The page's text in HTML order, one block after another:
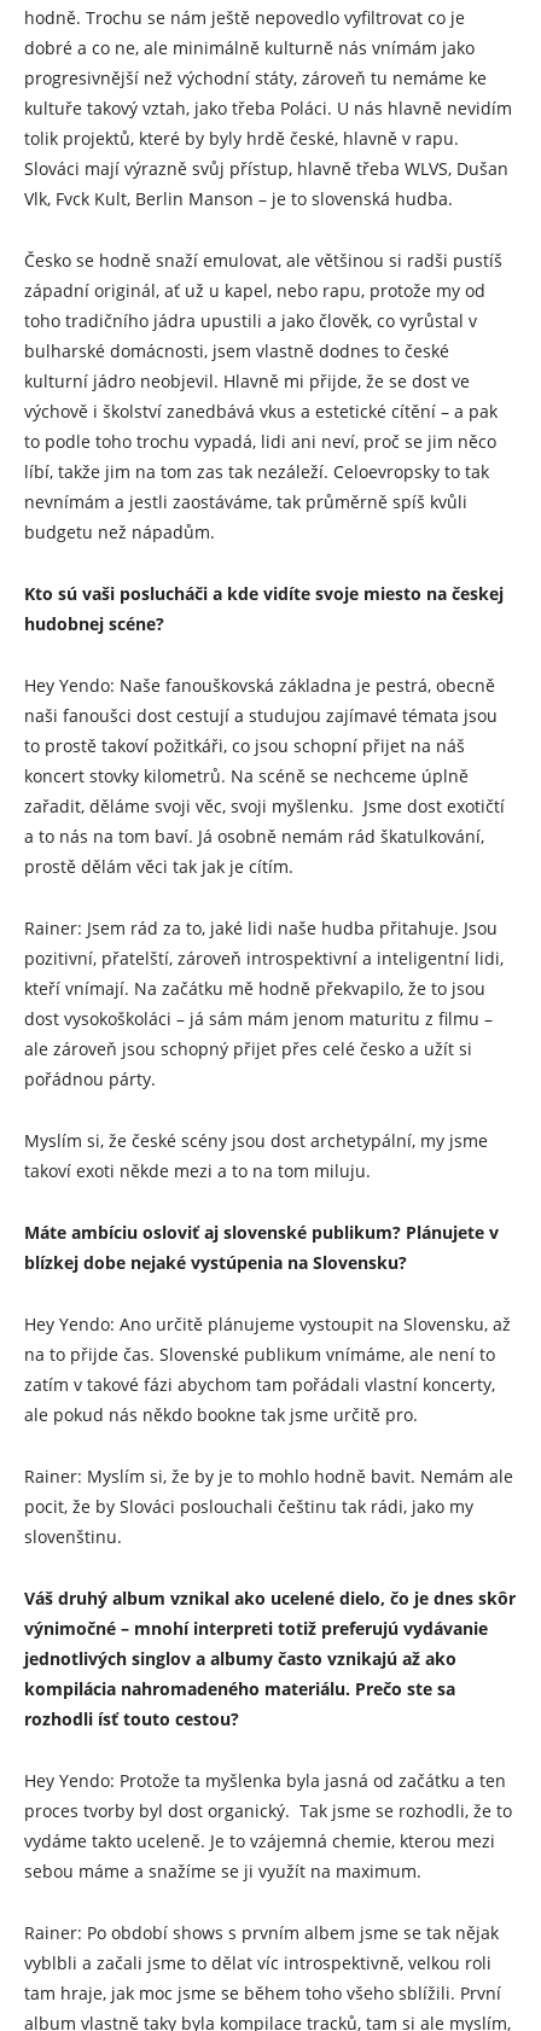
hodně. Trochu se nám ještě nepovedlo vyfiltrovat co je
dobré a co ne, ale minimálně kulturně nás vnímám jako
progresivnější než východní státy, zároveň tu nemáme ke
kultuře takový vztah, jako třeba Poláci. U nás hlavně nevidím
tolik projektů, které by byly hrdě české, hlavně v rapu.
Slováci mají výrazně svůj přístup, hlavně třeba WLVS, Dušan
Vlk, Fvck Kult, Berlin Manson – je to slovenská hudba.
Česko se hodně snaží emulovat, ale většinou si radši pustíš
západní originál, ať už u kapel, nebo rapu, protože my od
toho tradičního jádra upustili a jako člověk, co vyrůstal v
bulharské domácnosti, jsem vlastně dodnes to české
kulturní jádro neobjevil. Hlavně mi přijde, že se dost ve
výchově i školství zanedbává vkus a estetické cítění – a pak
to podle toho trochu vypadá, lidi ani neví, proč se jim něco
líbí, takže jim na tom zas tak nezáleží. Celoevropsky to tak
nevnímám a jestli zaostáváme, tak průměrně spíš kvůli
budgetu než nápadům.
Kto sú vaši poslucháči a kde vidíte svoje miesto na českej
hudobnej scéne?
Hey Yendo: Naše fanouškovská základna je pestrá, obecně
naši fanoušci dost cestují a studujou zajímavé témata jsou
to prostě takoví požitkáři, co jsou schopní přijet na náš
koncert stovky kilometrů. Na scéně se nechceme úplně
zařadit, děláme svoji věc, svoji myšlenku. Jsme dost exotičtí
a to nás na tom baví. Já osobně nemám rád škatulkování,
prostě dělám věci tak jak je cítím.
Rainer: Jsem rád za to, jaké lidi naše hudba přitahuje. Jsou
pozitivní, přatelští, zároveň introspektivní a inteligentní lidi,
kteří vnímají. Na začátku mě hodně překvapilo, že to jsou
dost vysokoškoláci – já sám mám jenom maturitu z filmu –
ale zároveň jsou schopný přijet přes celé česko a užít si
pořádnou párty.
Myslím si, že české scény jsou dost archetypální, my jsme
takoví exoti někde mezi a to na tom miluju.
Máte ambíciu osloviť aj slovenské publikum? Plánujete v
blízkej dobe nejaké vystúpenia na Slovensku?
Hey Yendo: Ano určitě plánujeme vystoupit na Slovensku, až
na to přijde čas. Slovenské publikum vnímáme, ale není to
zatím v takové fázi abychom tam pořádali vlastní koncerty,
ale pokud nás někdo bookne tak jsme určitě pro.
Rainer: Myslím si, že by je to mohlo hodně bavit. Nemám ale
pocit, že by Slováci poslouchali češtinu tak rádi, jako my
slovenštinu.
Váš druhý album vznikal ako ucelené dielo, čo je dnes skôr
výnimočné – mnohí interpreti totiž preferujú vydávanie
jednotlivých singlov a albumy často vznikajú až ako
kompilácia nahromadeného materiálu. Prečo ste sa
rozhodli ísť touto cestou?
Hey Yendo: Protože ta myšlenka byla jasná od začátku a ten
proces tvorby byl dost organický. Tak jsme se rozhodli, že to
vydáme takto uceleně. Je to vzájemná chemie, kterou mezi
sebou máme a snažíme se ji využít na maximum.
Rainer: Po období shows s prvním albem jsme se tak nějak
vyblbli a začali jsme to dělat víc introspektivně, velkou roli
tam hraje, jak moc jsme se během toho všeho sblížili. První
album vlastně taky byla kompilace tracků, tam si ale myslím,